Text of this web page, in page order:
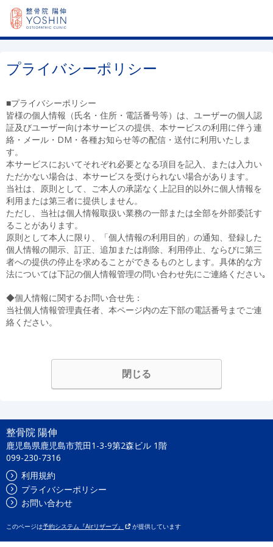
プライバシーポリシー
■プライバシーポリシー
皆様の個人情報（氏名・住所・電話番号等）は、ユーザーの個人認
証及びユーザー向け本サービスの提供、本サービスの利用に伴う連
絡・メール・DM・各種お知らせ等の配信・送付に利用いたしま
す。
本サービスにおいてそれぞれ必要となる項目を記入、または入力い
ただかない場合は、本サービスを受けられない場合があります。
当社は、原則として、ご本人の承諾なく上記目的以外に個人情報を
利用または第三者に提供しません。
ただし、当社は個人情報取扱い業務の一部または全部を外部委託す
ることがあります。
原則として本人に限り、「個人情報の利用目的」の通知、登録した
個人情報の開示、訂正、追加または削除、利用停止、ならびに第三
者への提供の停止を求めることができるものとします。具体的な方
法については下記の個人情報管理の問い合わせ先にご連絡ください｡
◆個人情報に関するお問い合せ先：
当社個人情報管理責任者、本ページ内の左下部の電話番号までご連
絡ください。
閉じる
整骨院 陽伸
鹿児島県鹿児島市荒田1-3-9第2森ビル 1階
099-230-7316
利用規約
プライバシーポリシー
お問い合わせ
このページは予約システム『Airリザーブ』 が提供しています